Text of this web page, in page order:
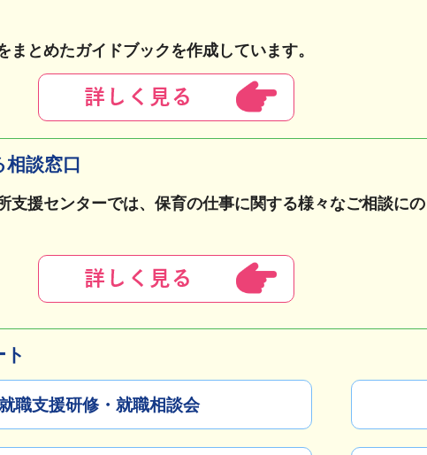
まとめたガイドブックを作成しています。
談窓口
支援センターでは、保育の仕事に関する様々なご相談に
職支援研修・就職相談会